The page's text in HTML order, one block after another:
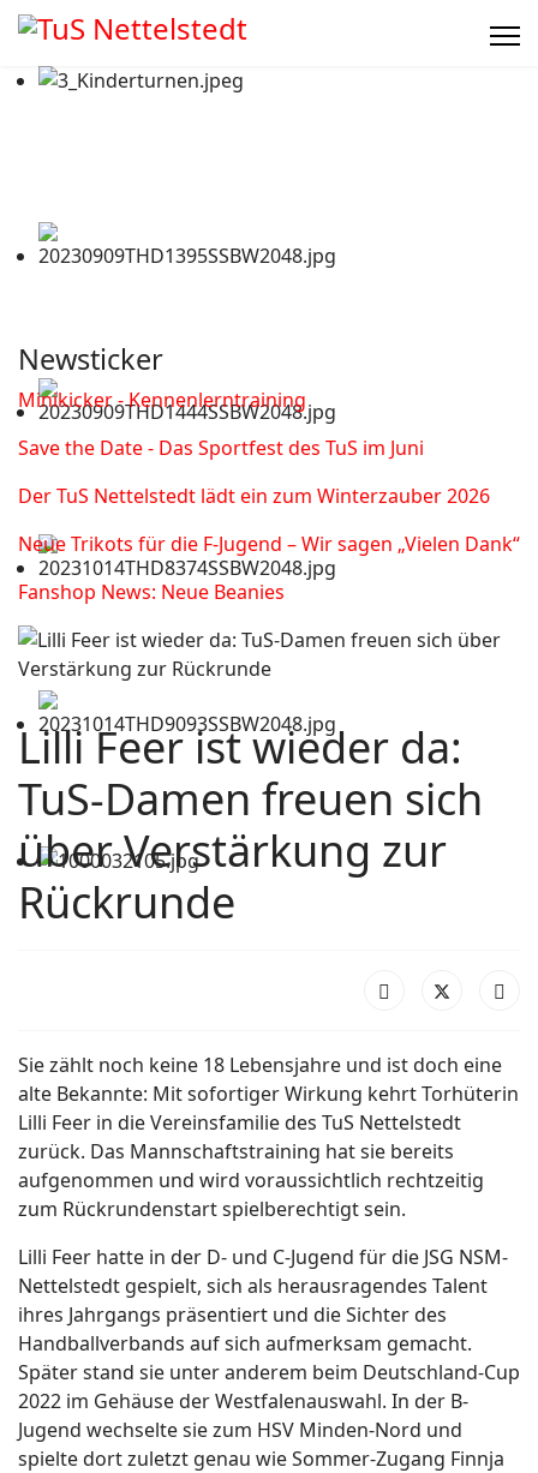
Newsticker
Minikicker - Kennenlerntraining
Save the Date - Das Sportfest des TuS im Juni
Der TuS Nettelstedt lädt ein zum Winterzauber 2026
Neue Trikots für die F-Jugend – Wir sagen „Vielen Dank“
Fanshop News: Neue Beanies
Lilli Feer ist wieder da:
TuS-Damen freuen sich
über Verstärkung zur
Rückrunde
Sie zählt noch keine 18 Lebensjahre und ist doch eine
alte Bekannte: Mit sofortiger Wirkung kehrt Torhüterin
Lilli Feer in die Vereinsfamilie des TuS Nettelstedt
zurück. Das Mannschaftstraining hat sie bereits
aufgenommen und wird voraussichtlich rechtzeitig
zum Rückrundenstart spielberechtigt sein.
Lilli Feer hatte in der D- und C-Jugend für die JSG NSM-
Nettelstedt gespielt, sich als herausragendes Talent
ihres Jahrgangs präsentiert und die Sichter des
Handballverbands auf sich aufmerksam gemacht.
Später stand sie unter anderem beim Deutschland-Cup
2022 im Gehäuse der Westfalenauswahl. In der B-
Jugend wechselte sie zum HSV Minden-Nord und
spielte dort zuletzt genau wie Sommer-Zugang Finnja